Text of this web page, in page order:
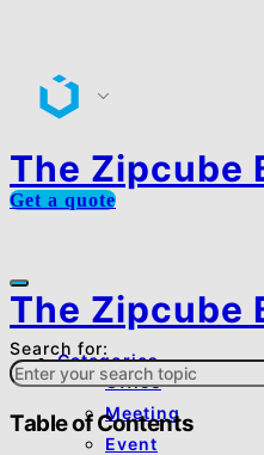
The Zipcube
Get a quote
The Zipcube
Categories
Office
Meeting
Event
Search for:
Table of Contents